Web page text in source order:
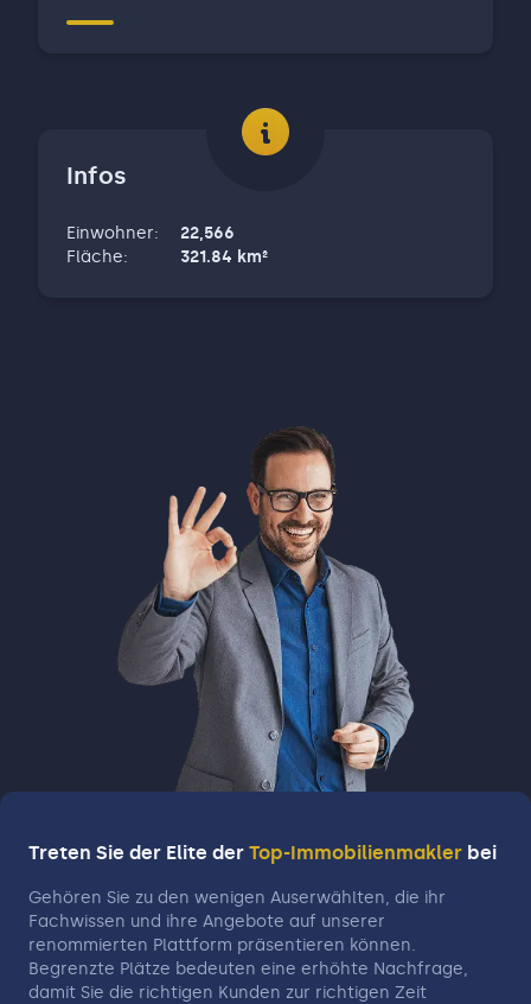
Infos
Einwohner:
22,566
Fläche: 321.84 km²
Treten Sie der Elite der Top-Immobilienmakler bei
Gehören Sie zu den wenigen Auserwählten, die ihr
Fachwissen und ihre Angebote auf unserer
renommierten Plattform präsentieren können.
Begrenzte Plätze bedeuten eine erhöhte Nachfrage,
damit Sie die richtigen Kunden zur richtigen Zeit